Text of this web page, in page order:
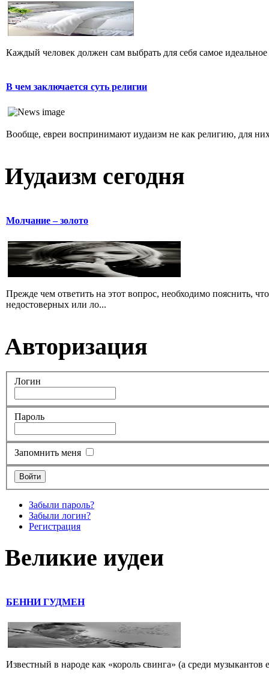
Каждый человек должен сам выбрать для себя самое
В чем заключается суть религии
Вообще, евреи воспринимают иудаизм не как религию, для
Иудаизм сегодня
Молчание – золото
Прежде чем ответить на этот вопрос, необходимо пояснить,
недостоверных или ло...
Авторизация
Логин
Пароль
Запомнить меня
Забыли пароль?
Забыли логин?
Регистрация
Великие иудеи
БЕННИ ГУДМЕН
Известный в народе как «король свинга» (а среди